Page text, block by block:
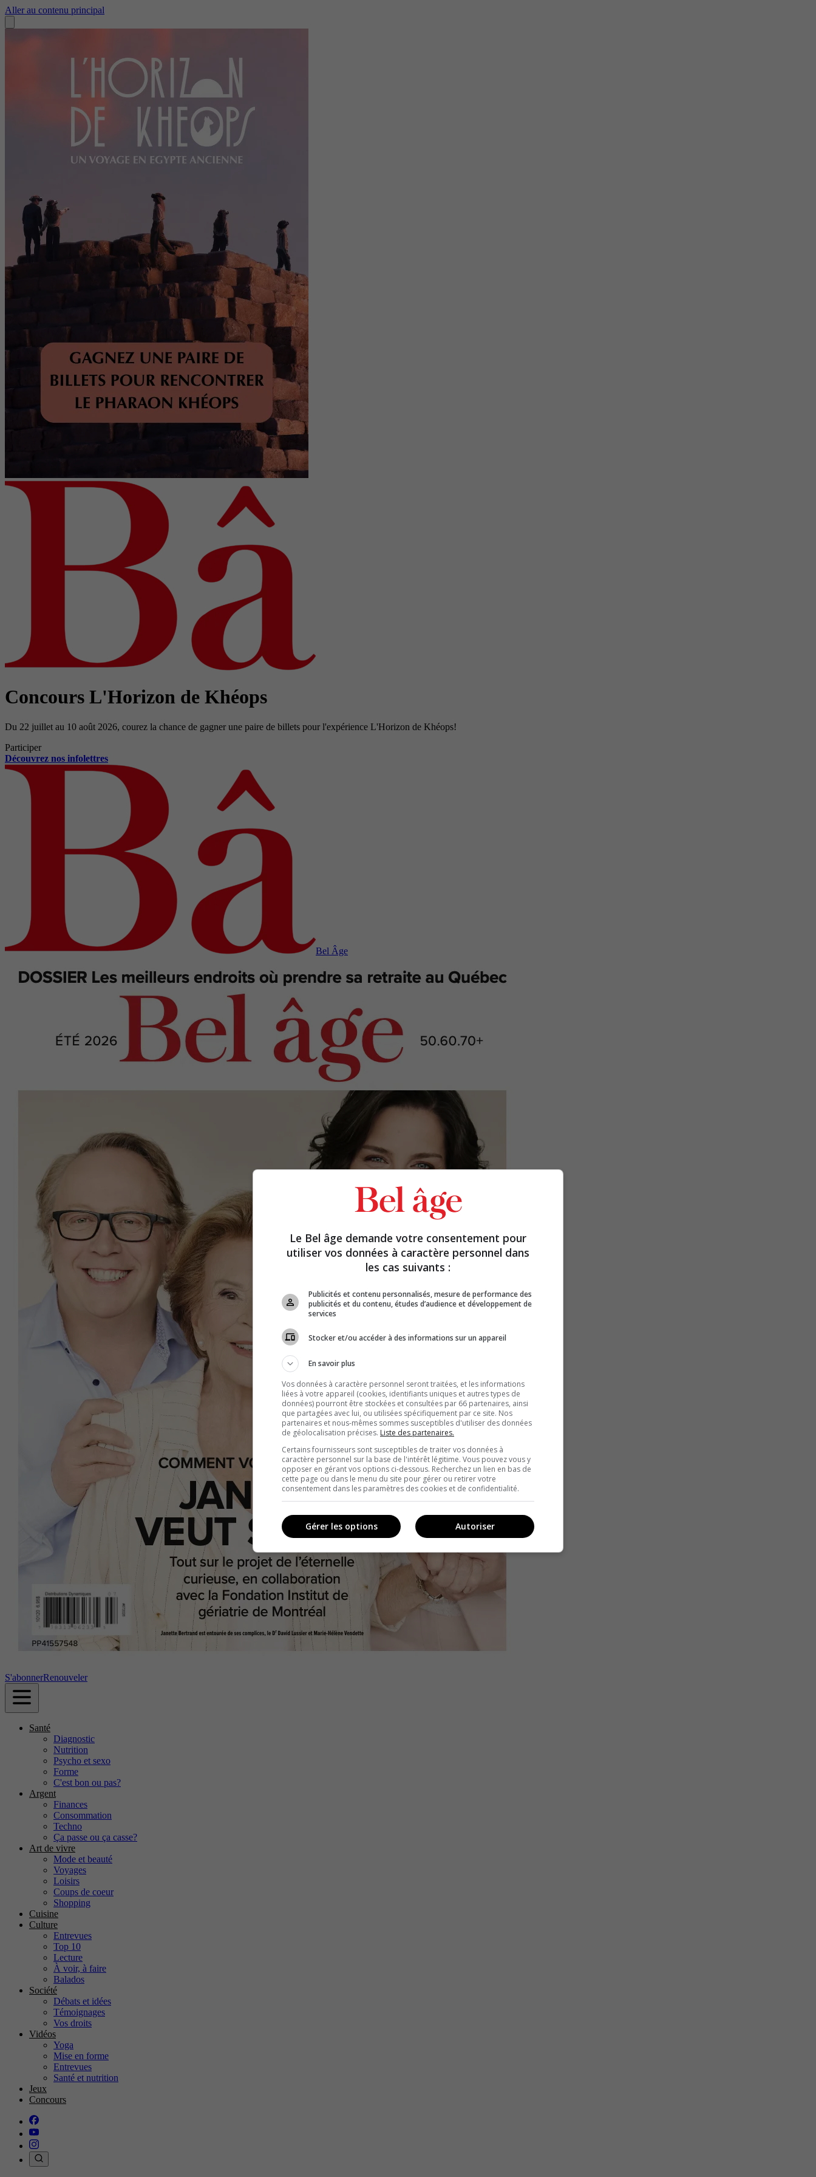
Aller au contenu principal
Concours L'Horizon de Khéops
Du 22 juillet au 10 août 2026, courez la chance de gagner une paire de billets pour l'expérience L'Horizon de Khéops!
Participer
Découvrez nos infolettres
Bel Âge
S'abonnerRenouveler
Santé
Diagnostic
Nutrition
Psycho et sexo
Forme
C'est bon ou pas?
Argent
Finances
Consommation
Techno
Ça passe ou ça casse?
Art de vivre
Mode et beauté
Voyages
Loisirs
Coups de coeur
Shopping
Cuisine
Culture
Entrevues
Top 10
Lecture
À voir, à faire
Balados
Société
Débats et idées
Témoignages
Vos droits
Vidéos
Yoga
Mise en forme
Entrevues
Santé et nutrition
Jeux
Concours
Le Bel âge demande votre consentement pour
utiliser vos données à caractère personnel dans
les cas suivants :
Publicités et contenu personnalisés, mesure de performance des
publicités et du contenu, études d’audience et développement de
services
Stocker et/ou accéder à des informations sur un appareil
En savoir plus
Vos données à caractère personnel seront traitées, et les informations
liées à votre appareil (cookies, identifiants uniques et autres types de
données) pourront être stockées et consultées par 66 partenaires, ainsi
que partagées avec lui, ou utilisées spécifiquement par ce site. Nos
partenaires et nous-mêmes sommes susceptibles d'utiliser des données
de géolocalisation précises. Liste des partenaires.
Certains fournisseurs sont susceptibles de traiter vos données à
caractère personnel sur la base de l'intérêt légitime. Vous pouvez vous y
opposer en gérant vos options ci-dessous. Recherchez un lien en bas de
cette page ou dans le menu du site pour gérer ou retirer votre
consentement dans les paramètres des cookies et de confidentialité.
Autoriser
Gérer les options